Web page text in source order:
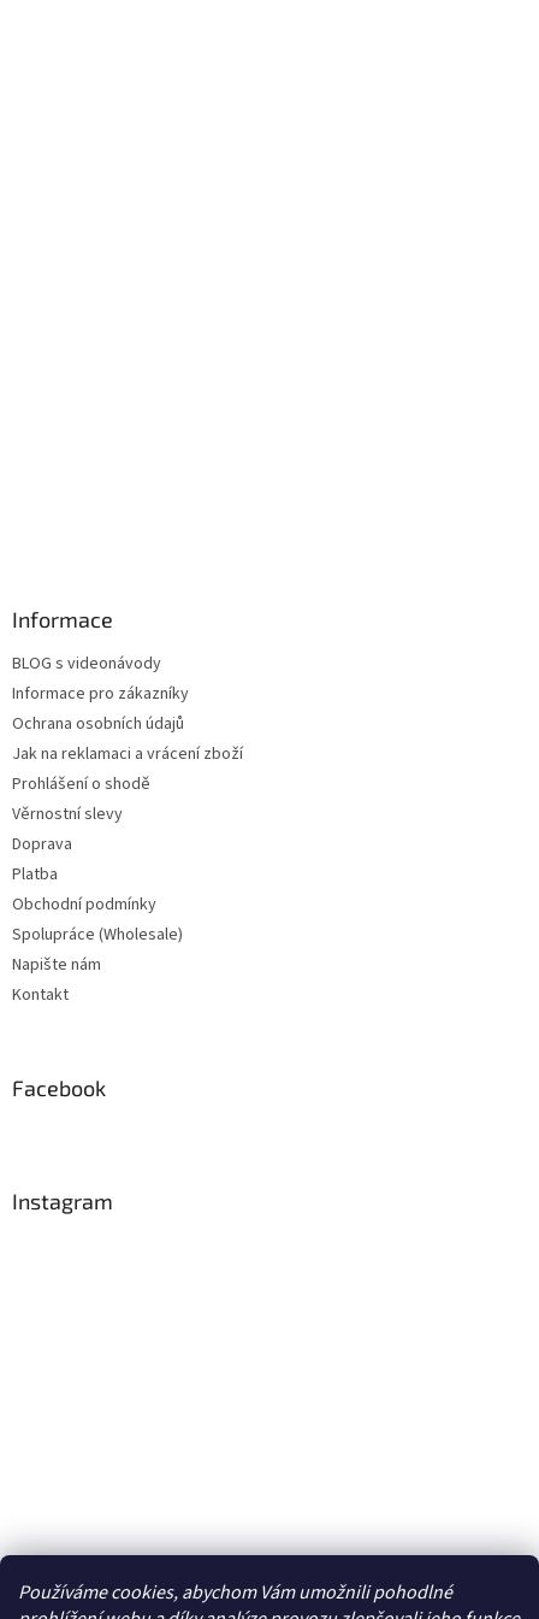
Používáme cookies, abychom Vám umožnili pohodlné
Informace
BLOG s videonávody
Informace pro zákazníky
Ochrana osobních údajů
Jak na reklamaci a vrácení zboží
Prohlášení o shodě
Věrnostní slevy
Doprava
Platba
Obchodní podmínky
Spolupráce (Wholesale)
Napište nám
Kontakt
Facebook
Instagram